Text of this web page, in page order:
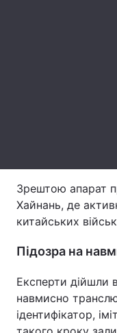
Зрештою апарат
Хайнань, де
китайських
Підозра на
Експерти дійшли
навмисно
ідентифікатор,